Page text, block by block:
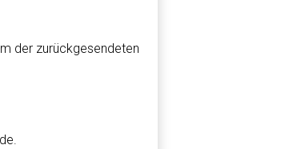
der zurückgesendeten